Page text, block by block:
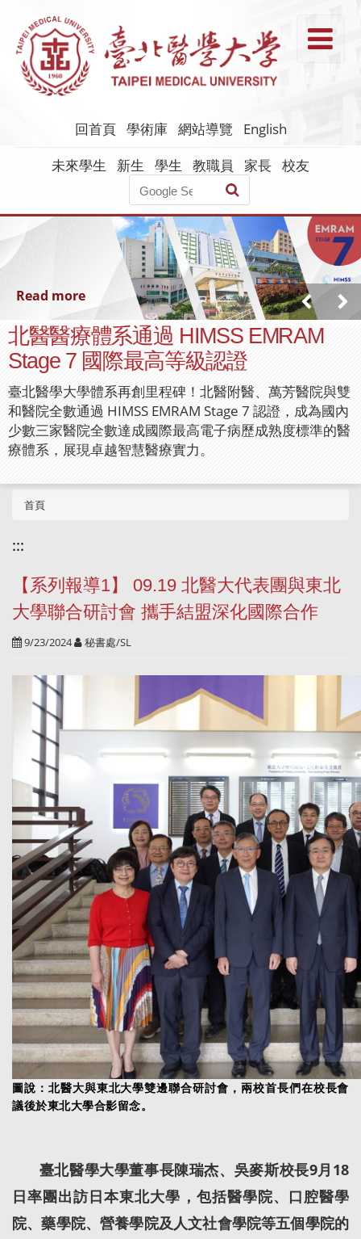
主
要
回首頁 學術庫 網站導覽
English
未來學生
新生 學生 教職員 家長 校友
北醫醫療體系通過 HIMSS EMRAM
Stage 7 國際最高等級認證
臺北醫學大學體系再創里程碑！北醫附醫、萬芳醫院與雙
和醫院全數通過 HIMSS EMRAM Stage 7 認證，成為國內
少數三家醫院全數達成國際最高電子病歷成熟度標準的醫
療體系，展現卓越智慧醫療實力。
Read more
首頁
:::
【系列報導1】 09.19 北醫大代表團與東北
大學聯合研討會 攜手結盟深化國際合作
9/23/2024 秘書處/SL
圖說：北醫大與東北大學雙邊聯合研討會，兩校首長們在校長會
議後於東北大學合影留念。
臺北醫學大學董事長陳瑞杰、吳麥斯校長9月18
日率團出訪日本東北大學，包括醫學院、口腔醫學
院、藥學院、營養學院及人文社會學院等五個學院的